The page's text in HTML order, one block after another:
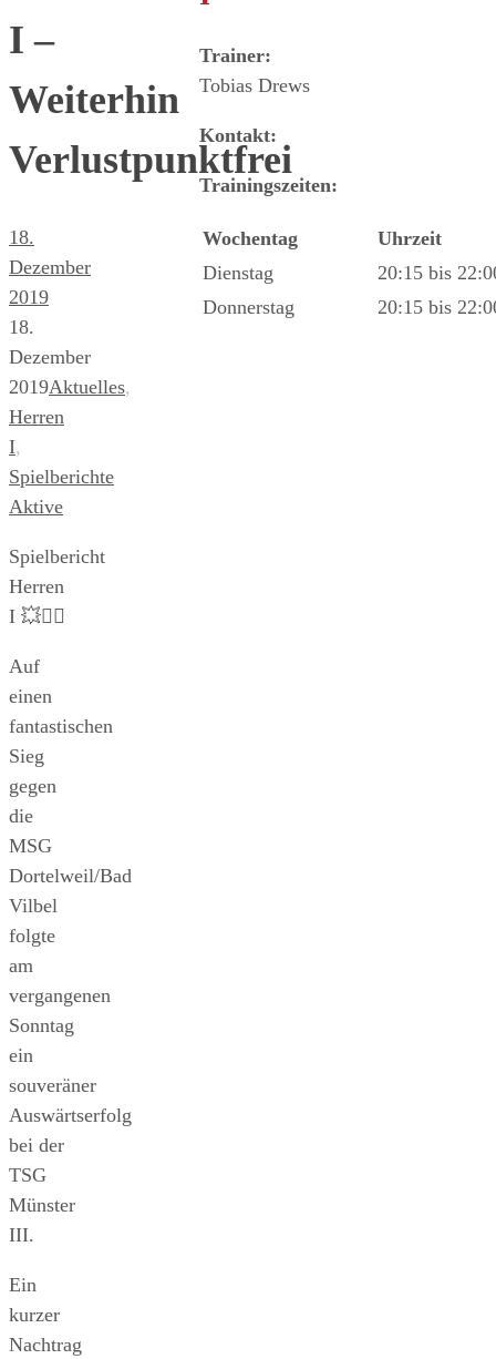
I –
Weiterhin
Verlustpunktfrei
18.
Dezember
2019
18.
Dezember
2019Aktuelles,
Herren
I,
Spielberichte
Aktive
Spielbericht
Herren
I 💥🤾‍♂️
Auf
einen
fantastischen
Sieg
gegen
die
MSG
Dortelweil/Bad
Vilbel
folgte
am
vergangenen
Sonntag
ein
souveräner
Auswärtserfolg
bei der
TSG
Münster
III.
Ein
kurzer
Nachtrag
Trainer:
Tobias Drews
Kontakt:
Trainingszeiten:
Wochentag
Uhrzeit
Dienstag
20:15 bis
Donnerstag
20:15 bis